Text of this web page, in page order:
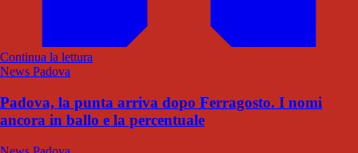
Continua la lettura
News Padova
Padova, la punta arriva dopo Ferragosto. I nomi
ancora in ballo e la percentuale